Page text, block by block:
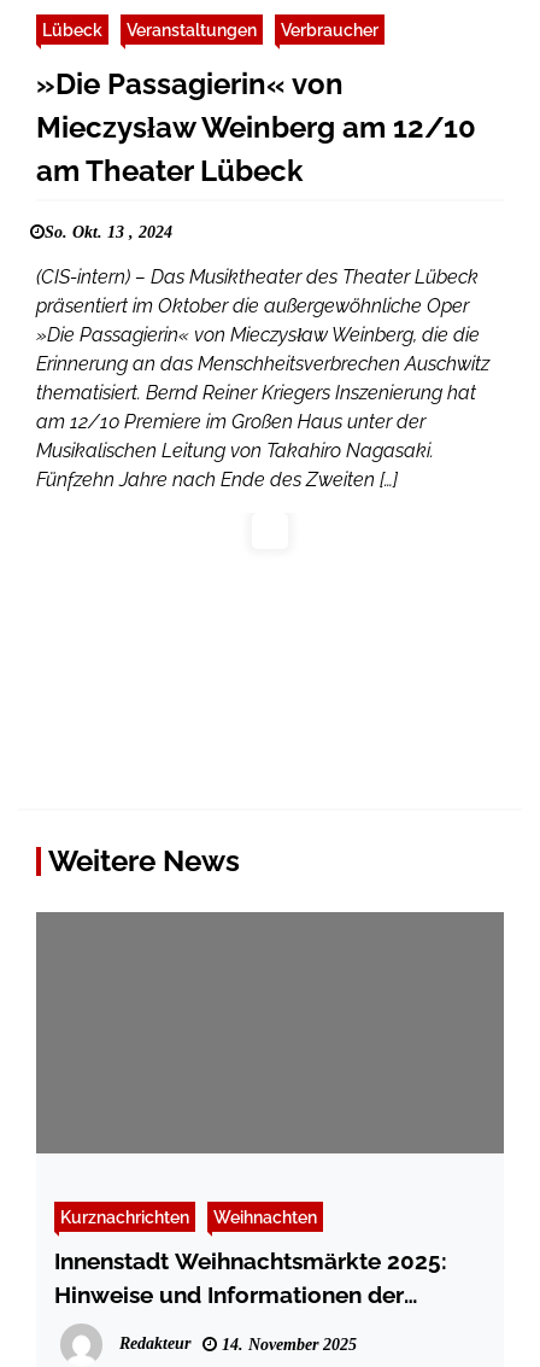
Lübeck Veranstaltungen Verbraucher
»Die Passagierin« von
Mieczysław Weinberg am 12/10
am Theater Lübeck
So. Okt. 13 , 2024
(CIS-intern) – Das Musiktheater des Theater Lübeck
präsentiert im Oktober die außergewöhnliche Oper
»Die Passagierin« von Mieczysław Weinberg, die die
Erinnerung an das Menschheitsverbrechen Auschwitz
thematisiert. Bernd Reiner Kriegers Inszenierung hat
am 12/10 Premiere im Großen Haus unter der
Musikalischen Leitung von Takahiro Nagasaki.
Fünfzehn Jahre nach Ende des Zweiten […]
Weitere News
Kurznachrichten Weihnachten
Innenstadt Weihnachtsmärkte 2025:
Hinweise und Informationen der
Polizeidirektion Lübeck
Redakteur 14. November 2025